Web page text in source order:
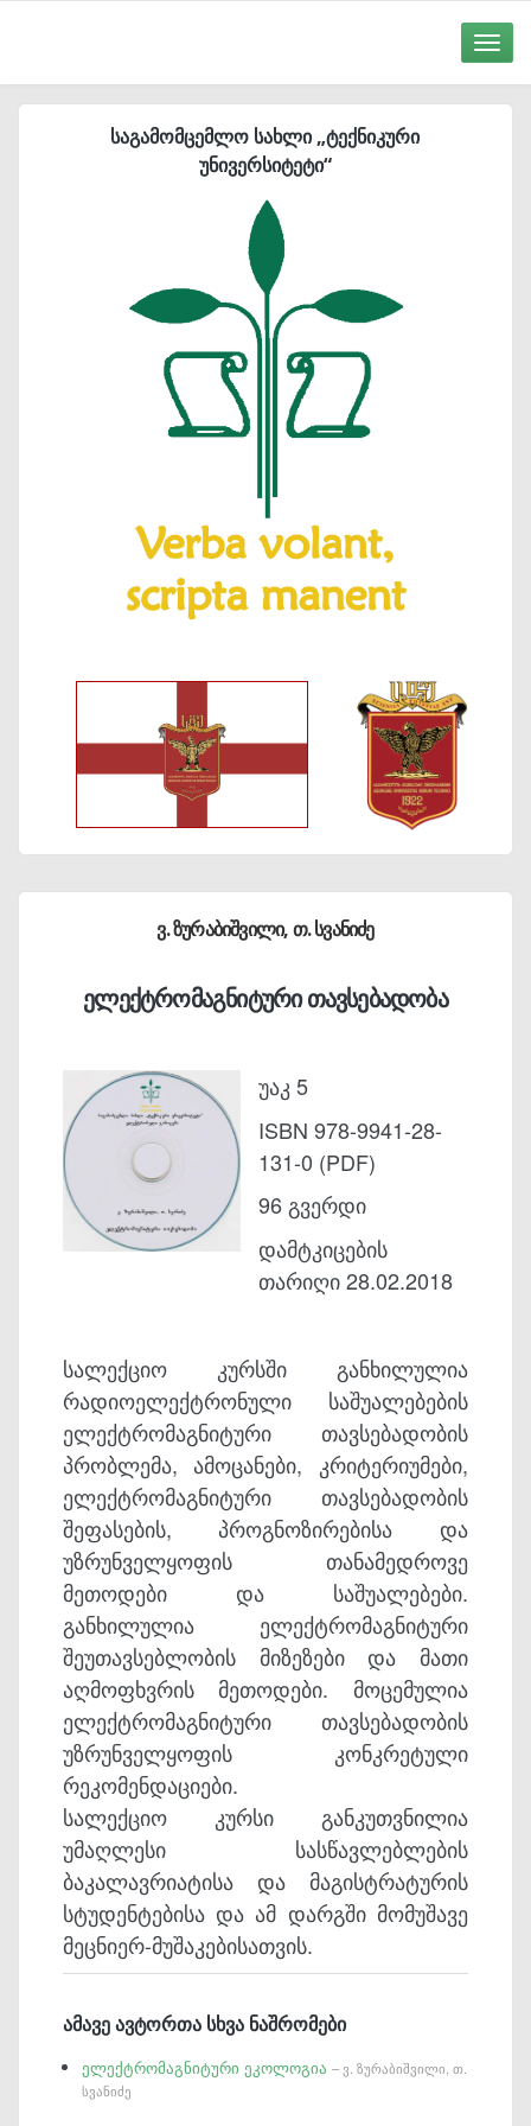
Toggle
საგამომცემლო სახლი „ტექნიკური
უნივერსიტეტი“
ვ. ზურაბიშვილი, თ. სვანიძე
ელექტრომაგნიტური თავსებადობა
უაკ 5
ISBN 978-9941-28-
131-0 (PDF)
96 გვერდი
დამტკიცების
თარიღი 28.02.2018
სალექციო კურსში განხილულია
რადიოელექტრონული საშუალებების
ელექტრომაგნიტური თავსებადობის
პრობლემა, ამოცანები, კრიტერიუმები,
ელექტრომაგნიტური თავსებადობის
შეფასების, პროგნოზირებისა და
უზრუნველყოფის თანამედროვე
მეთოდები და საშუალებები.
განხილულია ელექტრომაგნიტური
შეუთავსებლობის მიზეზები და მათი
აღმოფხვრის მეთოდები. მოცემულია
ელექტრომაგნიტური თავსებადობის
უზრუნველყოფის კონკრეტული
რეკომენდაციები.
სალექციო კურსი განკუთვნილია
უმაღლესი სასწავლებლების
ბაკალავრიატისა და მაგისტრატურის
სტუდენტებისა და ამ დარგში მომუშავე
მეცნიერ-მუშაკებისათვის.
ამავე ავტორთა სხვა ნაშრომები
ელექტრომაგნიტური ეკოლოგია– ვ. ზურაბიშვილი, თ.
სვანიძე